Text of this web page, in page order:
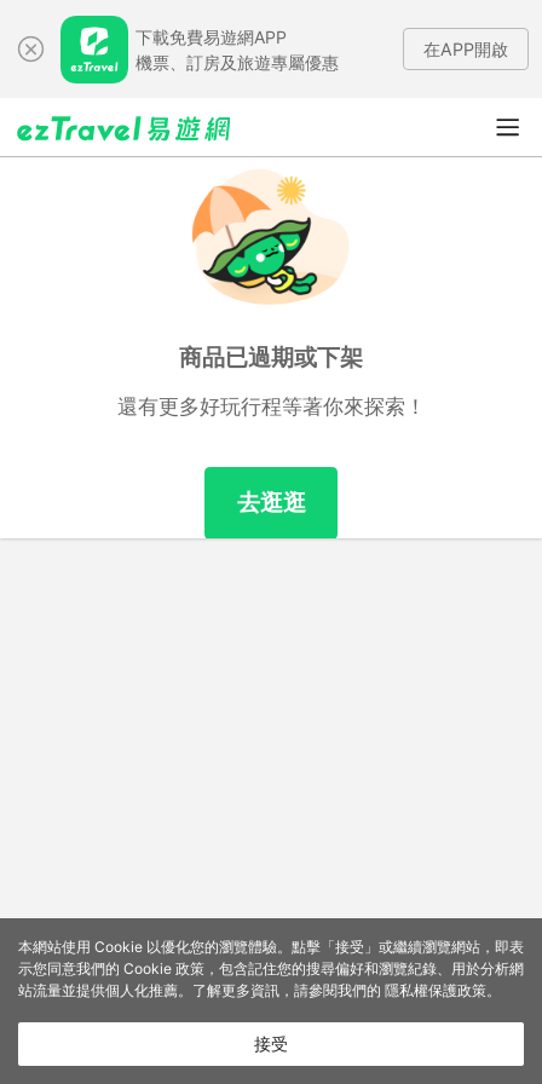
下載免費易遊網APP
機票、訂房及旅遊專屬優惠
在APP開啟
商品已過期或下架
還有更多好玩行程等著你來探索！
去逛逛
本網站使用 Cookie 以優化您的瀏覽體驗。點擊「接受」或繼續瀏覽網站，即表
示您同意我們的 Cookie 政策，包含記住您的搜尋偏好和瀏覽紀錄、用於分析網
站流量並提供個人化推薦。了解更多資訊，請參閱我們的 隱私權保護政策。
接受